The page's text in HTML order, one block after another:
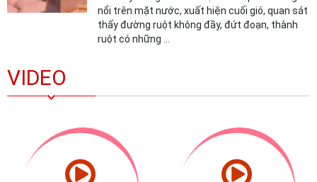
nổi trên mặt nước, xuất hiện cuối gió, quan sát
thấy đường ruột không đầy, đứt đoạn, thành
ruột có những ...
VIDEO